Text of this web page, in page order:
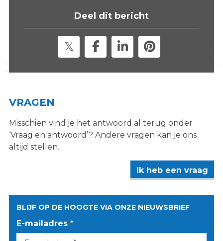
Deel dit bericht
VRAGEN
Misschien vind je het antwoord al terug onder
‘Vraag en antwoord’? Andere vragen kan je ons
altijd stellen.
Ik heb een vraag
BLIJF OP DE HOOGTE VIA ONZE NIEUWSBRIEF
E-mailadres *